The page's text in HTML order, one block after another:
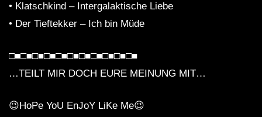
Premiere @ Mbia Berlin
@Crotekk & Flow Life @ M-Bia Berlin
• Klatschkind – Intergalaktische Liebe
• Der Tieftekker – Ich bin Müde
□■□■□■□■□■□■□■□■□■□■□■
…TEILT MIR DOCH EURE MEINUNG MIT…
😉HoPe YoU EnJoY LiKe Me😉